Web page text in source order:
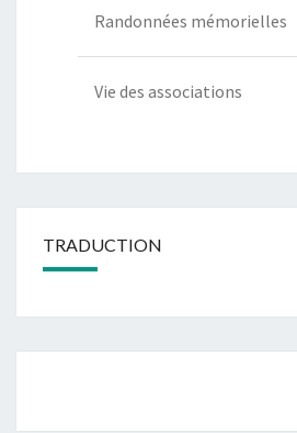
Randonnées mémorielles
Vie des associations
TRADUCTION